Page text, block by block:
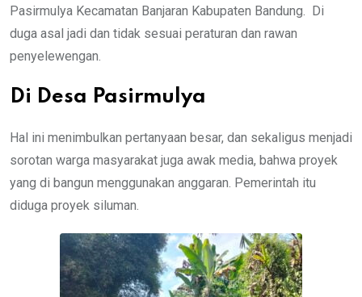
Pasirmulya Kecamatan Banjaran Kabupaten Bandung. Di
duga asal jadi dan tidak sesuai peraturan dan rawan
penyelewengan.
Di Desa Pasirmulya
Hal ini menimbulkan pertanyaan besar, dan sekaligus menjadi
sorotan warga masyarakat juga awak media, bahwa proyek
yang di bangun menggunakan anggaran. Pemerintah itu
diduga proyek siluman.